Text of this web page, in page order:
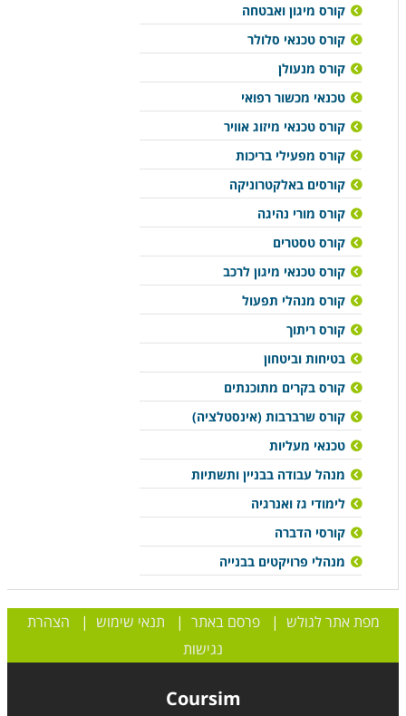
קורס מיגון ואבטחה
קורס טכנאי סלולר
קורס מנעולן
טכנאי מכשור רפואי
קורס טכנאי מיזוג אוויר
קורס מפעילי בריכות
קורסים באלקטרוניקה
קורס מורי נהיגה
קורס טסטרים
קורס טכנאי מיגון לרכב
קורס מנהלי תפעול
קורס ריתוך
בטיחות וביטחון
קורס בקרים מתוכנתים
קורס שרברבות (אינסטלציה)
טכנאי מעליות
מנהל עבודה בבניין ותשתיות
לימודי גז ואנרגיה
קורסי הדברה
מנהלי פרויקטים בבנייה
מפת אתר לגולש |פרסם באתר | תנאי שימוש | הצהרת
נגישות
Coursim